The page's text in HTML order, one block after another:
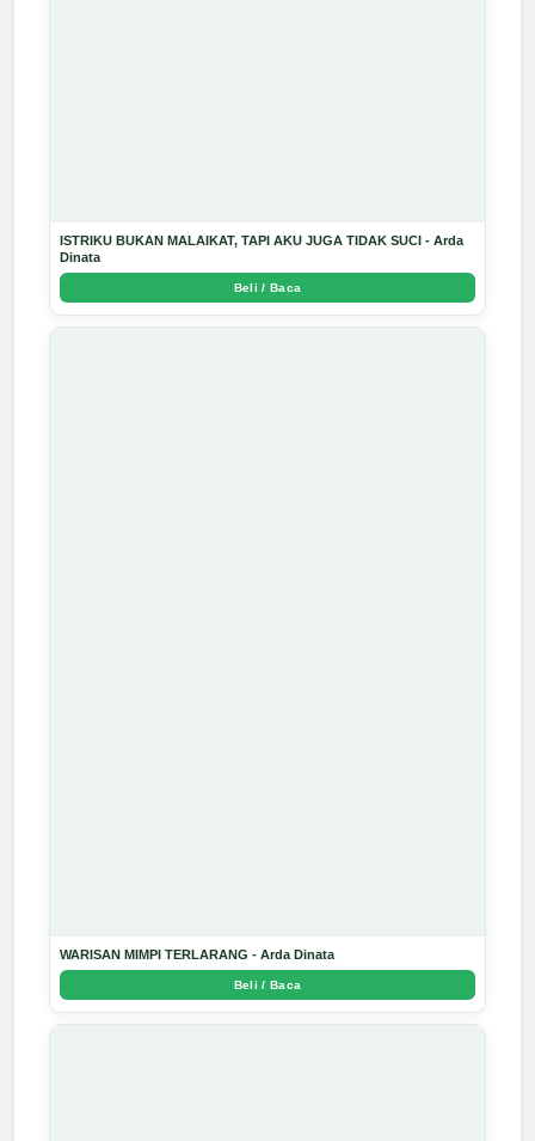
ISTRIKU BUKAN MALAIKAT, TAPI AKU JUGA TIDAK SUCI - Arda
Dinata
Beli / Baca
WARISAN MIMPI TERLARANG - Arda Dinata
Beli / Baca